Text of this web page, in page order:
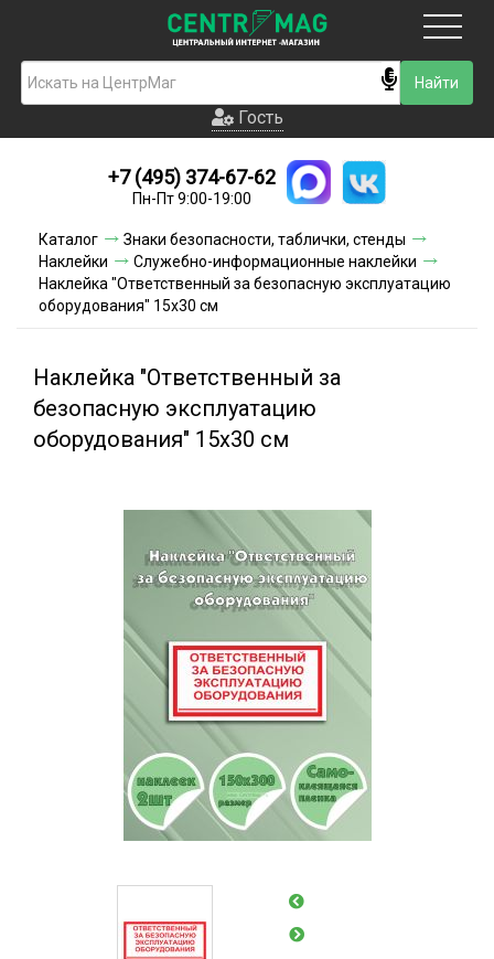
Гость
Новинки
Условия доставки
Условия оплаты
Акции и скидки
Гость
+7 (495) 374-67-62
Пн-Пт 9:00-19:00
Каталог
Знаки безопасности, таблички, стенды
Наклейки
Служебно-информационные наклейки
Наклейка "Ответственный за безопасную эксплуатацию
оборудования" 15х30 см
Наклейка "Ответственный за
безопасную эксплуатацию
оборудования" 15х30 см